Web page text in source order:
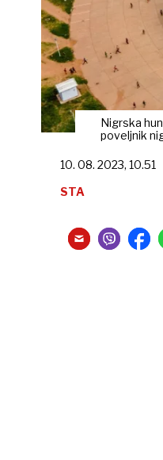
Nigrska
poveljnik
10. 08. 2023, 10.51
STA